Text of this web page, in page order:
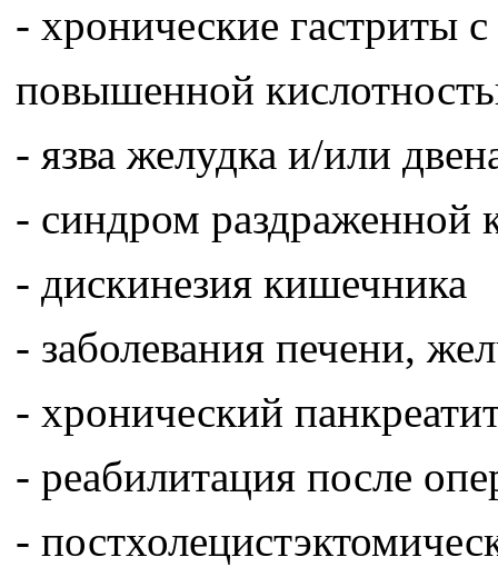
- хронические гастриты
повышенной
- язва желудка и/или
- синдром раздраженной
- дискинезия кишечника
- заболевания печени,
- хронический
- реабилитация после
-